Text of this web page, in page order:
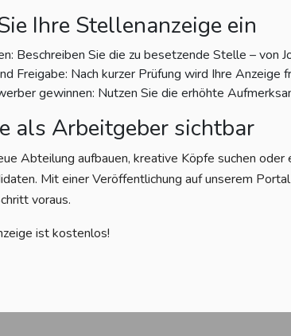
Ihre Stellenanzeige ein
Beschreiben Sie die zu besetzende Stelle – von
Freigabe: Nach kurzer Prüfung wird Ihre
gewinnen: Nutzen Sie die erhöhte
als Arbeitgeber sichtbar
Abteilung aufbauen, kreative Köpfe suchen
Mit einer Veröffentlichung auf unserem
voraus.
ist kostenlos!